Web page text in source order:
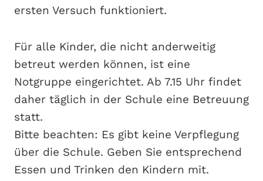
ersten Versuch funktioniert.
Für alle Kinder, die nicht anderweitig
betreut werden können, ist eine
Notgruppe eingerichtet. Ab 7.15 Uhr findet
daher täglich in der Schule eine Betreuung
statt.
Bitte beachten: Es gibt keine Verpflegung
über die Schule. Geben Sie entsprechend
Essen und Trinken den Kindern mit.